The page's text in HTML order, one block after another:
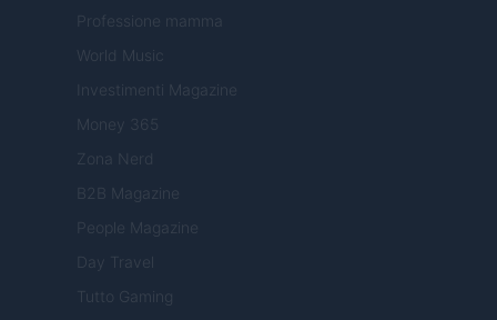
Professione mamma
World Music
Investimenti Magazine
Money 365
Zona Nerd
B2B Magazine
People Magazine
Day Travel
Tutto Gaming